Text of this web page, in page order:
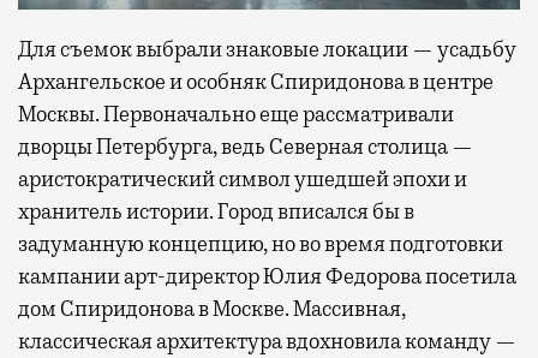
Для съемок выбрали знаковые локации — усадьбу
Архангельское и особняк Спиридонова в центре
Москвы. Первоначально еще рассматривали
дворцы Петербурга, ведь Северная столица —
аристократический символ ушедшей эпохи и
хранитель истории. Город вписался бы в
задуманную концепцию, но во время подготовки
кампании арт-директор Юлия Федорова посетила
дом Спиридонова в Москве. Массивная,
классическая архитектура вдохновила команду —